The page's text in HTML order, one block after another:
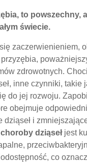
to powszechny,
świecie.
zaczerwienieniem,
zdrowotnych.
inne czynniki, takie
do jej rozwoju.
obejmuje
i
choroby dziąsełjest
co